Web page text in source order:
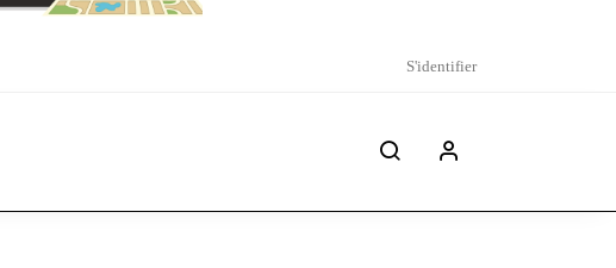
S'identifier